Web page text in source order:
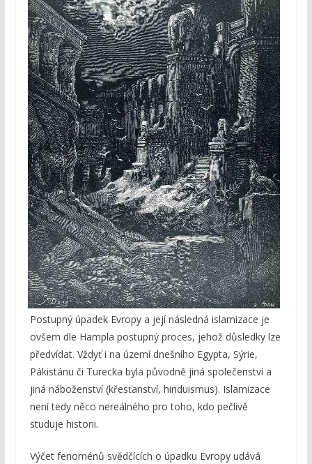
Postupný úpadek Evropy a její následná islamizace je
ovšem dle Hampla postupný proces, jehož důsledky lze
předvídat. Vždyť i na území dnešního Egypta, Sýrie,
Pákistánu či Turecka byla původně jiná společenství a
jiná náboženství (křesťanství, hinduismus). Islamizace
není tedy něco nereálného pro toho, kdo pečlivě
studuje historii.
Výčet fenoménů svědčících o úpadku Evropy udává